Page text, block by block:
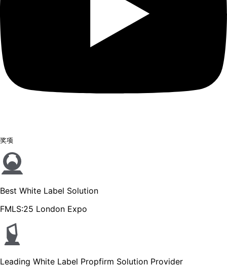
奖项
Best White Label Solution
FMLS:25 London Expo
Leading White Label Propfirm Solution Provider